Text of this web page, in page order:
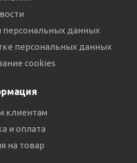
персональных данных
персональных данных
cookies
клиентам
и оплата
на товар